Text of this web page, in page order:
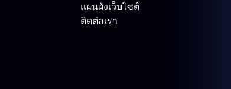
แผนผังเว็บไซต์
ติดต่อเรา